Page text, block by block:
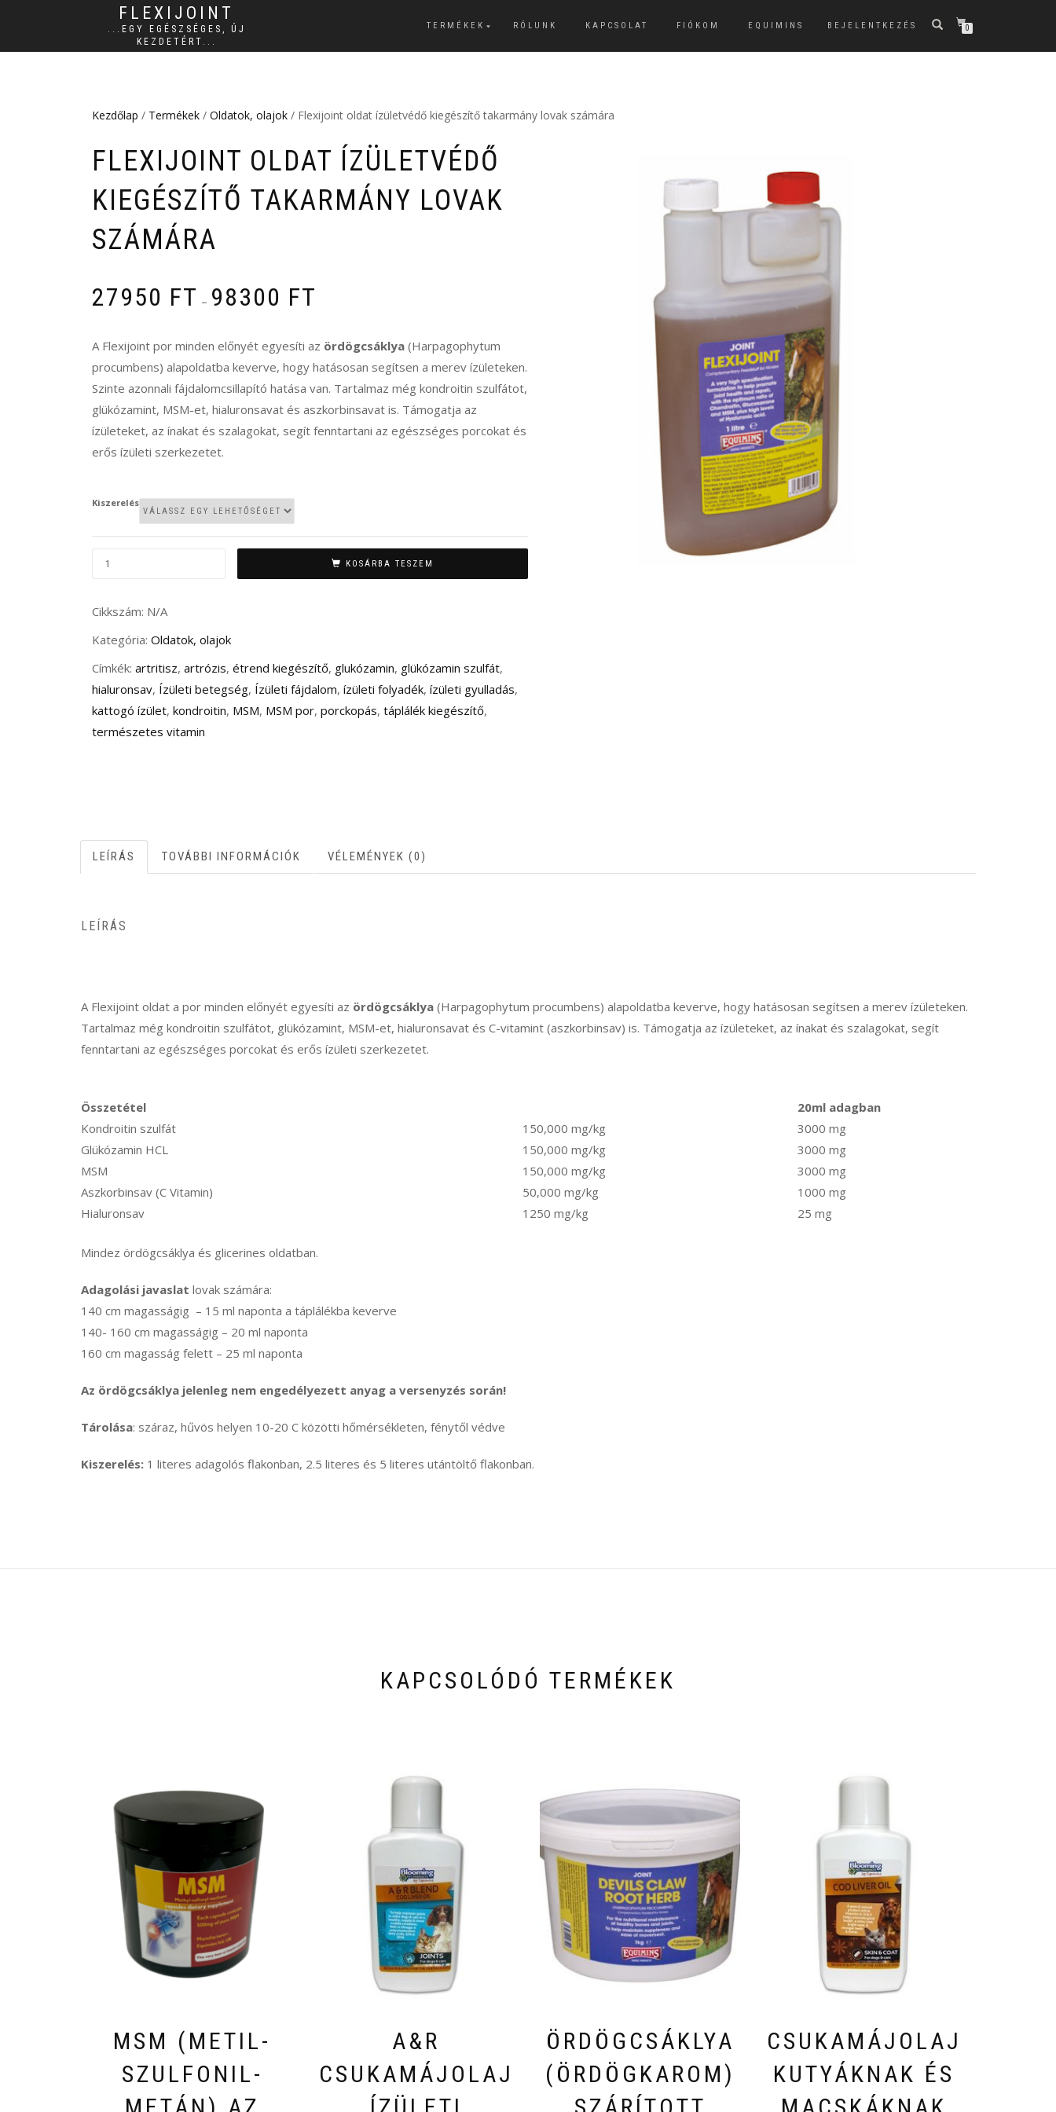
FLEXIJOINT
...EGY EGÉSZSÉGES, ÚJ
KEZDETÉRT...
TERMÉKEK RÓLUNK KAPCSOLAT FIÓKOM EQUIMINS BEJELENTKEZÉS 0
Kezdőlap / Termékek / Oldatok, olajok / Flexijoint oldat ízületvédő kiegészítő takarmány lovak számára
FLEXIJOINT OLDAT ÍZÜLETVÉDŐ
KIEGÉSZÍTŐ TAKARMÁNY LOVAK
SZÁMÁRA
27950 FT – 98300 FT
98300 FT
A Flexijoint por minden előnyét egyesíti az ördögcsáklya (Harpagophytum
procumbens) alapoldatba keverve, hogy hatásosan segítsen a merev ízületeken.
Szinte azonnali fájdalomcsillapító hatása van. Tartalmaz még kondroitin szulfátot,
glükózamint, MSM-et, hialuronsavat és aszkorbinsavat is. Támogatja az
ízületeket, az ínakat és szalagokat, segít fenntartani az egészséges porcokat és
erős ízületi szerkezetet.
Kiszerelés
FLEXIJOINT
TAKARMÁNY
LOVAK
SZÁMÁRA
MENNYISÉG
KOSÁRBA TESZEM
Cikkszám: N/A
Kategória: Oldatok, olajok
Címkék: artritisz, artrózis, étrend kiegészítő, glukózamin, glükózamin szulfát,
hialuronsav, Ízületi betegség, Ízületi fájdalom, ízületi folyadék, ízületi gyulladás,
kattogó ízület, kondroitin, MSM, MSM por, porckopás, táplálék kiegészítő,
természetes vitamin
LEÍRÁS TOVÁBBI INFORMÁCIÓK VÉLEMÉNYEK (0)
LEÍRÁS
A Flexijoint oldat a por minden előnyét egyesíti az ördögcsáklya (Harpagophytum procumbens) alapoldatba keverve, hogy hatásosan segítsen a merev ízületeken.
Tartalmaz még kondroitin szulfátot, glükózamint, MSM-et, hialuronsavat és C-vitamint (aszkorbinsav) is. Támogatja az ízületeket, az ínakat és szalagokat, segít
fenntartani az egészséges porcokat és erős ízületi szerkezetet.
Összetétel
20ml adagban
Kondroitin szulfát
150,000 mg/kg
3000 mg
Glükózamin HCL
150,000 mg/kg
3000 mg
MSM
150,000 mg/kg
3000 mg
Aszkorbinsav (C Vitamin)
50,000 mg/kg
1000 mg
Hialuronsav
1250 mg/kg 25 mg
Mindez ördögcsáklya és glicerines oldatban.
Adagolási javaslat lovak számára:
140 cm magasságig – 15 ml naponta a táplálékba keverve
140- 160 cm magasságig – 20 ml naponta
160 cm magasság felett – 25 ml naponta
Az ördögcsáklya jelenleg nem engedélyezett anyag a versenyzés során!
Tárolása: száraz, hűvös helyen 10-20 C közötti hőmérsékleten, fénytől védve
Kiszerelés: 1 literes adagolós flakonban, 2.5 literes és 5 literes utántöltő flakonban.
KAPCSOLÓDÓ TERMÉKEK
MSM (METIL-
SZULFONIL-
A&R
CSUKAMÁJOLAJ
ÖRDÖGCSÁKLYA
(ÖRDÖGKAROM)
CSUKAMÁJOLAJ
KUTYÁKNAK ÉS